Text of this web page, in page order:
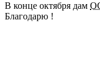
В конце октября дам
Благодарю !